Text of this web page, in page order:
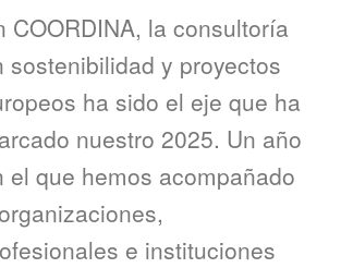
COORDINA, la consultoría
sostenibilidad y proyectos
ha sido el eje que ha
nuestro 2025. Un año
el que hemos acompañado
e instituciones